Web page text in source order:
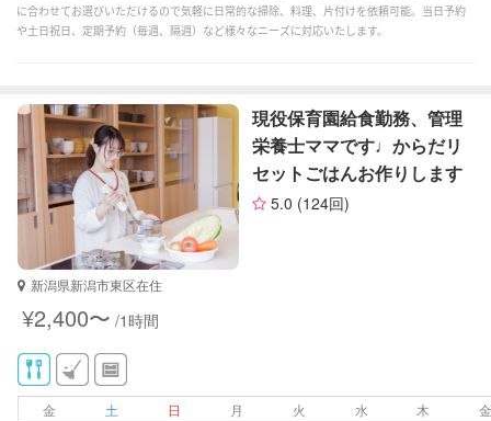
に合わせてお選びいただけるので気軽に日常的な掃除、料理、片付けを依頼可能。当日予約
や土日祝日、定期予約（毎週、隔週）など様々なニーズに対応いたします。
現役保育園給食勤務、管理
栄養士ママです♩からだリ
セットごはんお作りします
5.0 (124回)
新潟県新潟市東区在住
¥2,400〜 /1時間
金 土 日 月 火 水 木